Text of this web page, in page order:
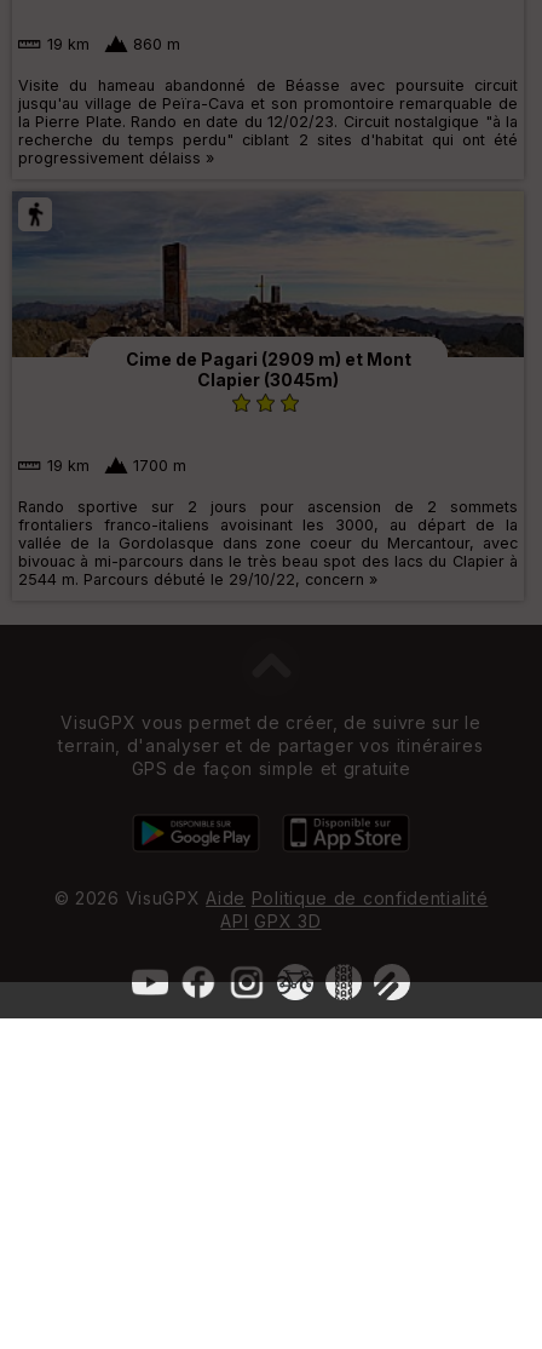
19 km 860 m
Visite du hameau abandonné de Béasse avec poursuite circuit
jusqu'au village de Peïra-Cava et son promontoire remarquable de
la Pierre Plate. Rando en date du 12/02/23. Circuit nostalgique "à la
recherche du temps perdu" ciblant 2 sites d'habitat qui ont été
progressivement délaiss »
Cime de Pagari (2909 m) et Mont
Clapier (3045m)
19 km 1700 m
Rando sportive sur 2 jours pour ascension de 2 sommets
frontaliers franco-italiens avoisinant les 3000, au départ de la
vallée de la Gordolasque dans zone coeur du Mercantour, avec
bivouac à mi-parcours dans le très beau spot des lacs du Clapier à
2544 m. Parcours débuté le 29/10/22, concern »
VisuGPX vous permet de créer, de suivre sur le
terrain, d'analyser et de partager vos itinéraires
GPS de façon simple et gratuite
© 2026 VisuGPX Aide Politique de confidentialité
API GPX 3D